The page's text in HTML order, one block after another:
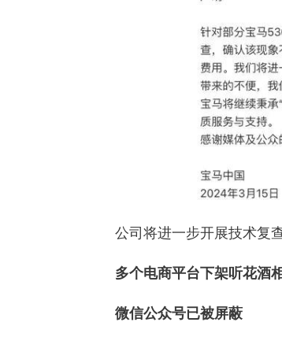
公司将进一步开展技术复查
多个电商平台下架听花酒
微信公众号已被屏蔽